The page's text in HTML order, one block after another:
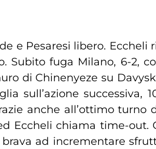
e Pesaresi libero. Eccheli
Subito fuga Milano, 6-2,
di Chinenyeze su
sull’azione successiva,
anche all’ottimo turno
Eccheli chiama time-out.
ad incrementare